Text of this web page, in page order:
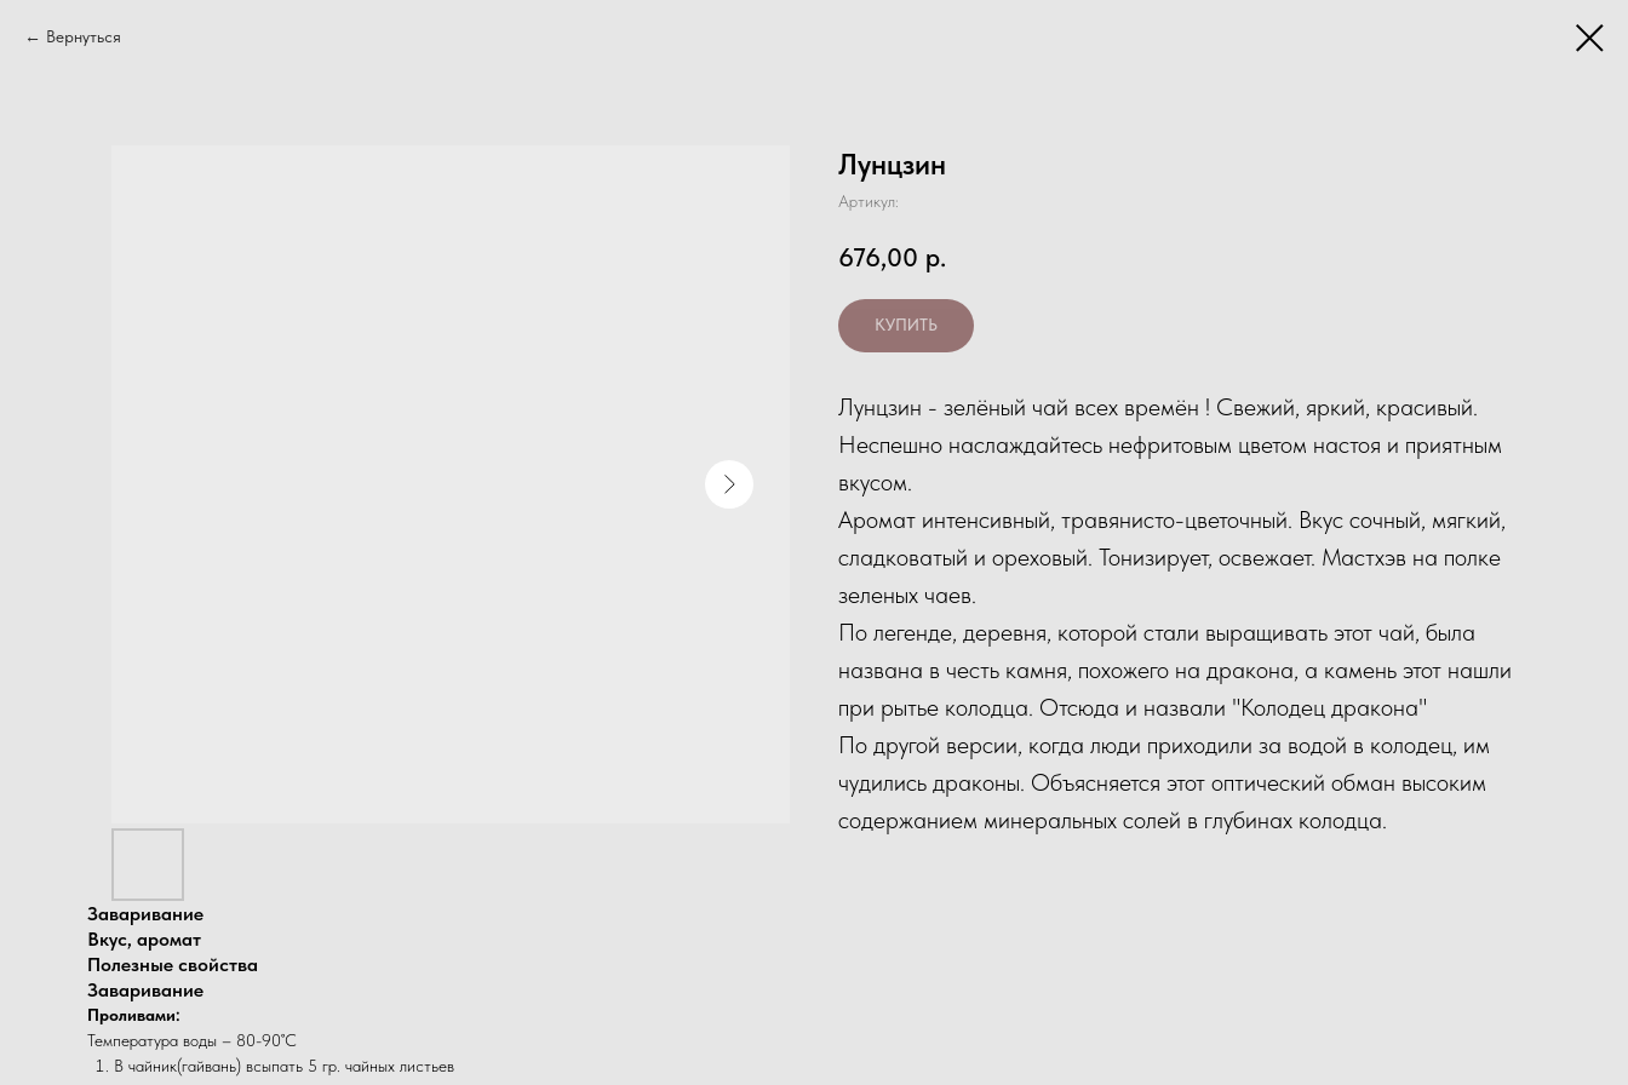
Вернуться
Лунцзин
Артикул:
676,00 р.
КУПИТЬ
Лунцзин - зелёный чай всех времён ! Свежий, яркий, красивый.
Неспешно наслаждайтесь нефритовым цветом настоя и приятным
вкусом.
Аромат интенсивный, травянисто-цветочный. Вкус сочный, мягкий,
сладковатый и ореховый. Тонизирует, освежает. Мастхэв на полке
зеленых чаев.
По легенде, деревня, которой стали выращивать этот чай, была
названа в честь камня, похожего на дракона, а камень этот нашли
при рытье колодца. Отсюда и назвали "Колодец дракона"
По другой версии, когда люди приходили за водой в колодец, им
чудились драконы. Объясняется этот оптический обман высоким
содержанием минеральных солей в глубинах колодца.
Заваривание
Вкус, аромат
Полезные свойства
Заваривание
Проливами:
Температура воды – 80-90˚С
В чайник(гайвань) всыпать 5 гр. чайных листьев